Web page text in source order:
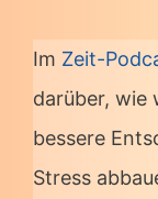
Im Zeit-
darüber, wie
bessere
Stress